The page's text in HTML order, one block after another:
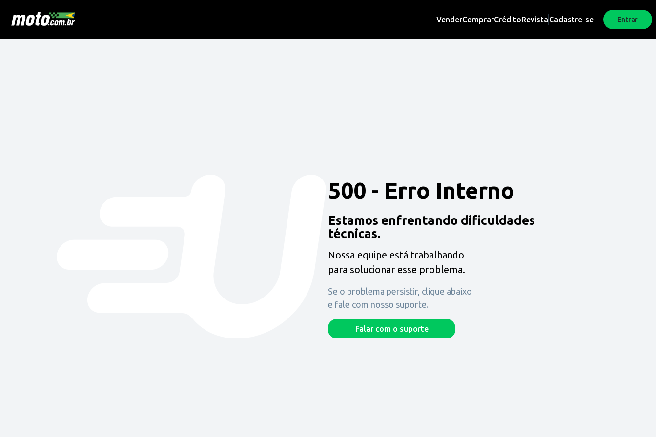
VenderComprarCréditoRevista Cadastre-se Entrar
500 - Erro Interno
Estamos enfrentando dificuldades
técnicas.
Nossa equipe está trabalhando
para solucionar esse problema.
Se o problema persistir, clique abaixo
e fale com nosso suporte.
Falar com o suporte